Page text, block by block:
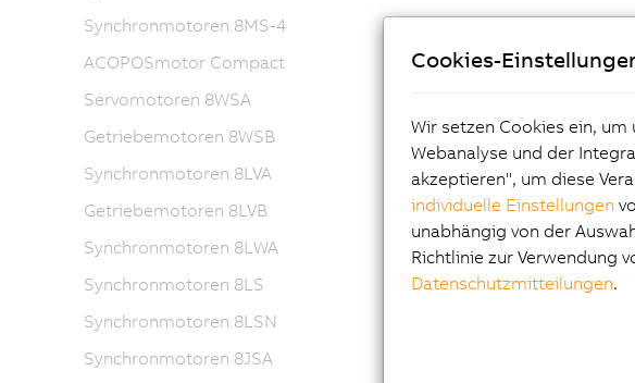
Synchronmotoren 8MS-4
ACOPOSmotor Compact
Servomotoren 8WSA
Getriebemotoren 8WSB
Synchronmotoren 8LVA
Getriebemotoren 8LVB
Synchronmotoren 8LWA
Synchronmotoren 8LS
Synchronmotoren 8LSN
Synchronmotoren 8JSA
Cookies-
Wir setzen Cookies ein,
Webanalyse und der
akzeptieren", um diese
individuelle Einstellungen
unabhängig von der
Richtlinie zur Verwendung
Datenschutzmitteilungen.